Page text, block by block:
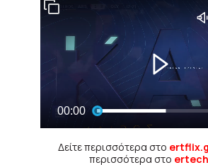
Δείτε περισσότερα στο
περισσότερα στο